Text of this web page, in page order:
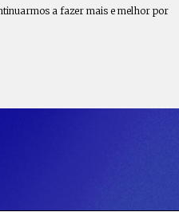
a fazer mais e melhor por